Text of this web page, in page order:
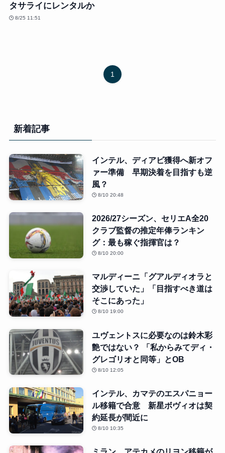
タサライにレンタルか
8/25 11:51
1
新着記事
インテル、ディアビ獲得へ新オフ
ァー準備 早期決着を目指すも逆
風？
8/10 20:48
2026/27シーズン、セリエA全20
クラブ監督の推定年俸ランキン
グ：最も稼ぐ指揮官は？
8/10 20:00
マルディーニ「グアルディオラと
交渉していた」「目指すべき道は
そこにあった」
8/10 19:00
ユヴェントスに必要なのは鈴木彩
艶ではない？ 「私からみてディ・
グレゴリオと同等」とOB
8/10 12:05
インテル、カマテのエスパニョー
ル移籍で合意 新星ボヴィオは契
約延長が間近に
8/10 10:35